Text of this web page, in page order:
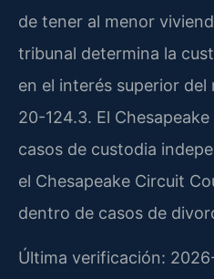
de tener al menor
tribunal determina la
en el interés superior del
20-124.3. El
casos de custodia
el Chesapeake Circuit
dentro de casos de
Última verificación: